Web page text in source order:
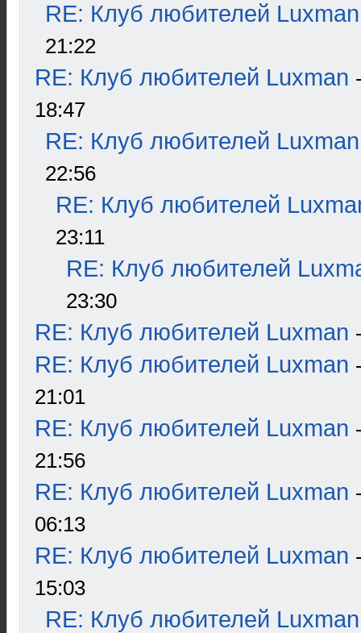
RE: Клуб любителей Luxman
21:22
RE: Клуб любителей Luxman
18:47
RE: Клуб любителей Luxman
22:56
RE: Клуб любителей
23:11
RE: Клуб любителей
23:30
RE: Клуб любителей Luxman
RE: Клуб любителей Luxman
21:01
RE: Клуб любителей Luxman
21:56
RE: Клуб любителей Luxman
06:13
RE: Клуб любителей Luxman
15:03
RE: Клуб любителей Luxman